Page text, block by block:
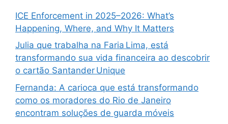
ICE Enforcement in 2025–2026: What’s
Happening, Where, and Why It Matters
Julia que trabalha na Faria Lima, está
transformando sua vida financeira ao descobrir
o cartão Santander Unique
Fernanda: A carioca que está transformando
como os moradores do Rio de Janeiro
encontram soluções de guarda móveis